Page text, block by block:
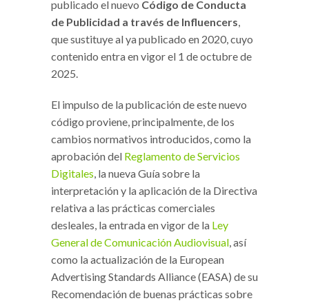
publicado el nuevo Código de Conducta
de Publicidad a través de Influencers,
que sustituye al ya publicado en 2020, cuyo
contenido entra en vigor el 1 de octubre de
2025.
El impulso de la publicación de este nuevo
código proviene, principalmente, de los
cambios normativos introducidos, como la
aprobación del Reglamento de Servicios
Digitales, la nueva Guía sobre la
interpretación y la aplicación de la Directiva
relativa a las prácticas comerciales
desleales, la entrada en vigor de la Ley
General de Comunicación Audiovisual, así
como la actualización de la European
Advertising Standards Alliance (EASA) de su
Recomendación de buenas prácticas sobre